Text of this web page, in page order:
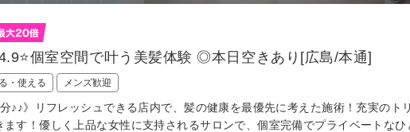
個室空間で叶う美髪体験 ◎本日空きあり[広島/本通]
・使える メンズ歓迎
分♪♪》リフレッシュできる店内で、髪の健康を最優先に考えた施術！充実の
ます！優しく上品な女性に支持されるサロンで、個室完備でプライベートな